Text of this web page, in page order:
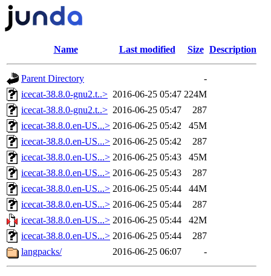
Name Last modified Size Description
Parent Directory
-
icecat-38.8.0-gnu2.t..> 2016-06-25 05:47 224M
icecat-38.8.0-gnu2.t..> 2016-06-25 05:47
287
icecat-38.8.0.en-US...> 2016-06-25 05:42
45M
icecat-38.8.0.en-US...> 2016-06-25 05:42
287
icecat-38.8.0.en-US...> 2016-06-25 05:43
45M
icecat-38.8.0.en-US...> 2016-06-25 05:43
287
icecat-38.8.0.en-US...> 2016-06-25 05:44
44M
icecat-38.8.0.en-US...> 2016-06-25 05:44
287
icecat-38.8.0.en-US...> 2016-06-25 05:44
42M
icecat-38.8.0.en-US...> 2016-06-25 05:44
287
langpacks/
2016-06-25 06:07 -